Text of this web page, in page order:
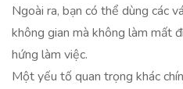
Ngoài ra, bạn có thể dùng các
không gian mà không làm mất
hứng làm việc.
Một yếu tố quan trọng khác